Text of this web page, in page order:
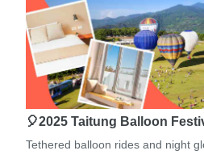
🎈2025 Taitung Balloon
Tethered balloon rides and night